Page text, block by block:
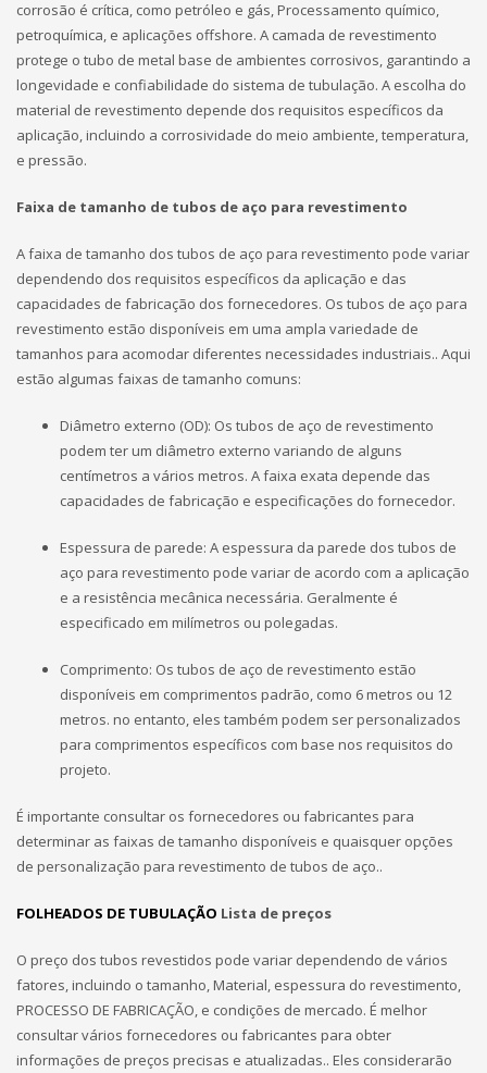
corrosão é crítica, como petróleo e gás, Processamento químico,
petroquímica, e aplicações offshore. A camada de revestimento
protege o tubo de metal base de ambientes corrosivos, garantindo a
longevidade e confiabilidade do sistema de tubulação. A escolha do
material de revestimento depende dos requisitos específicos da
aplicação, incluindo a corrosividade do meio ambiente, temperatura,
e pressão.
Faixa de tamanho de tubos de aço para revestimento
A faixa de tamanho dos tubos de aço para revestimento pode variar
dependendo dos requisitos específicos da aplicação e das
capacidades de fabricação dos fornecedores. Os tubos de aço para
revestimento estão disponíveis em uma ampla variedade de
tamanhos para acomodar diferentes necessidades industriais.. Aqui
estão algumas faixas de tamanho comuns:
Diâmetro externo (OD): Os tubos de aço de revestimento
podem ter um diâmetro externo variando de alguns
centímetros a vários metros. A faixa exata depende das
capacidades de fabricação e especificações do fornecedor.
Espessura de parede: A espessura da parede dos tubos de
aço para revestimento pode variar de acordo com a aplicação
e a resistência mecânica necessária. Geralmente é
especificado em milímetros ou polegadas.
Comprimento: Os tubos de aço de revestimento estão
disponíveis em comprimentos padrão, como 6 metros ou 12
metros. no entanto, eles também podem ser personalizados
para comprimentos específicos com base nos requisitos do
projeto.
É importante consultar os fornecedores ou fabricantes para
determinar as faixas de tamanho disponíveis e quaisquer opções
de personalização para revestimento de tubos de aço..
FOLHEADOS DE TUBULAÇÃO Lista de preços
O preço dos tubos revestidos pode variar dependendo de vários
fatores, incluindo o tamanho, Material, espessura do revestimento,
PROCESSO DE FABRICAÇÃO, e condições de mercado. É melhor
consultar vários fornecedores ou fabricantes para obter
informações de preços precisas e atualizadas.. Eles considerarão